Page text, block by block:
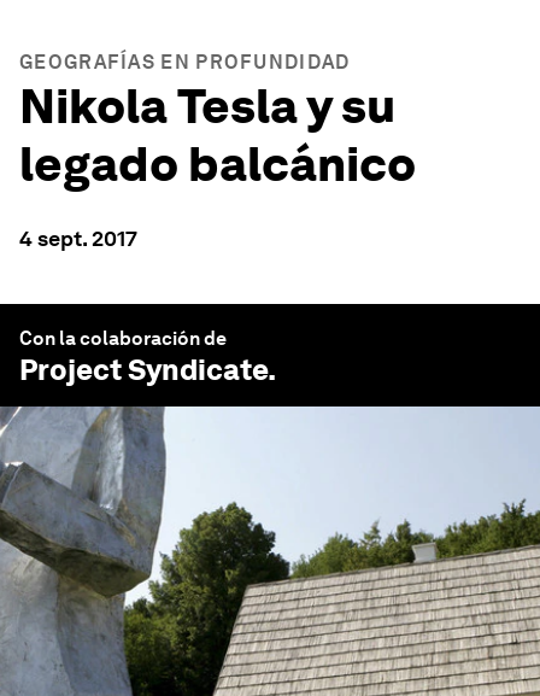
GEOGRAFÍAS EN PROFUNDIDAD
Nikola Tesla y su
legado balcánico
4 sept. 2017
Con la colaboración de
Project Syndicate.